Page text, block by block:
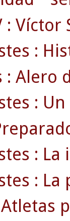
: Víctor
:
: Alero
:
:
: